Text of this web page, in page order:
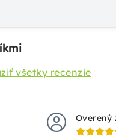
všetky recenzie
Overený